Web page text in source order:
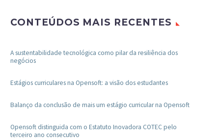
CONTEÚDOS MAIS RECENTES
A sustentabilidade tecnológica como pilar da resiliência dos
negócios
Estágios curriculares na Opensoft: a visão dos estudantes
Balanço da conclusão de mais um estágio curricular na Opensoft
Opensoft distinguida com o Estatuto Inovadora COTEC pelo
terceiro ano consecutivo